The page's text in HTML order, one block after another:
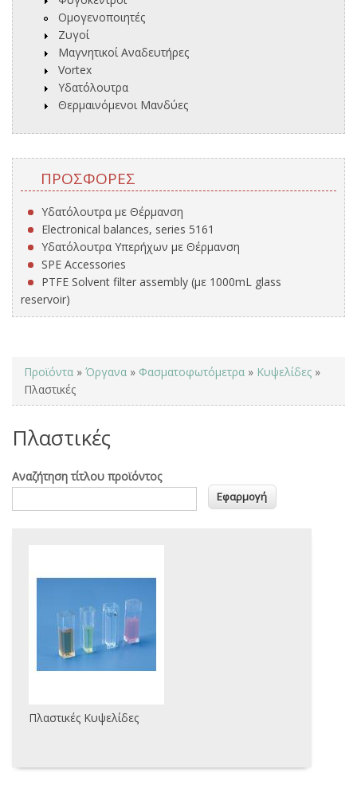
Ομογενοποιητές
Ζυγοί
Μαγνητικοί Αναδευτήρες
Vortex
Υδατόλουτρα
Θερμαινόμενοι Μανδύες
ΠΡΟΣΦΟΡΈΣ
Υδατόλουτρα με Θέρμανση
Electronical balances, series 5161
Υδατόλουτρα Υπερήχων με Θέρμανση
SPE Accessories
PTFE Solvent filter assembly (με 1000mL glass
reservoir)
You are here
Προϊόντα » Όργανα » Φασματοφωτόμετρα » Κυψελίδες »
Πλαστικές
Πλαστικές
Αναζήτηση τίτλου προϊόντος
Πλαστικές Κυψελίδες